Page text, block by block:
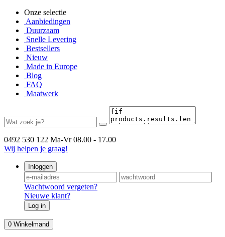
Onze selectie
Aanbiedingen
Duurzaam
Snelle Levering
Bestsellers
Nieuw
Made in Europe
Blog
FAQ
Maatwerk
0492 530 122 Ma-Vr 08.00 - 17.00
Wij helpen je graag!
Inloggen
Wachtwoord vergeten?
Nieuwe klant?
Log in
0 Winkelmand